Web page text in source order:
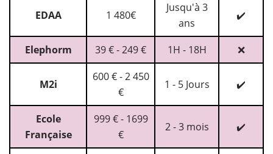
EDAA 1 480€
Jusqu'à 3
ans
✔️
Elephorm 39 € - 249 € 1H - 18H ❌
M2i
600 € - 2 450
€
1 - 5 Jours ✔️
Ecole
Française
999 € - 1699
€
2 - 3 mois ✔️